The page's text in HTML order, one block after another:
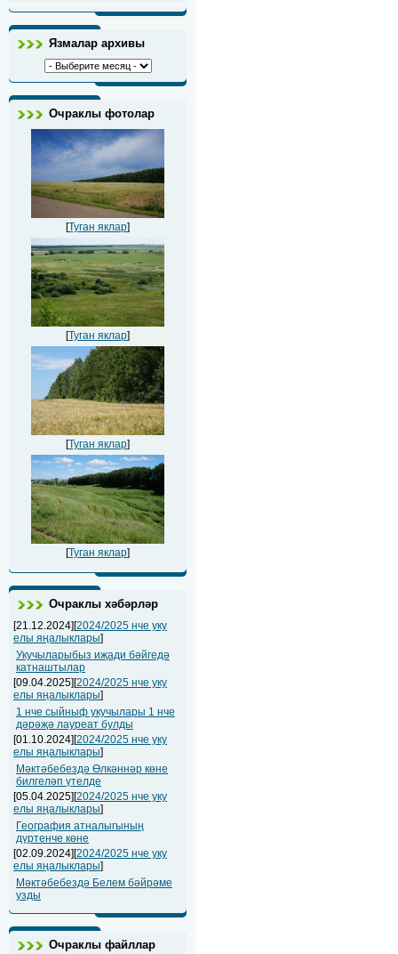
Язмалар архивы
Очраклы фотолар
[Туган яклар]
[Туган яклар]
[Туган яклар]
[Туган яклар]
Очраклы хәбәрләр
[21.12.2024][2024/2025 нче уку
елы яңалыклары]
Укучыларыбыз иҗади бәйгедә
катнаштылар
[09.04.2025][2024/2025 нче уку
елы яңалыклары]
1 нче сыйныф укучылары 1 нче
дәрәҗә лауреат булды
[01.10.2024][2024/2025 нче уку
елы яңалыклары]
Мәктәбебездә Өлкәннәр көне
билгеләп үтелде
[05.04.2025][2024/2025 нче уку
елы яңалыклары]
География атналыгының
дүртенче көне
[02.09.2024][2024/2025 нче уку
елы яңалыклары]
Мәктәбебездә Белем бәйрәме
узды
Очраклы файллар